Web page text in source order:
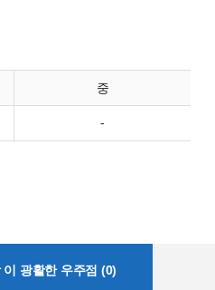
중
-
이 광활한 우주점 (0)